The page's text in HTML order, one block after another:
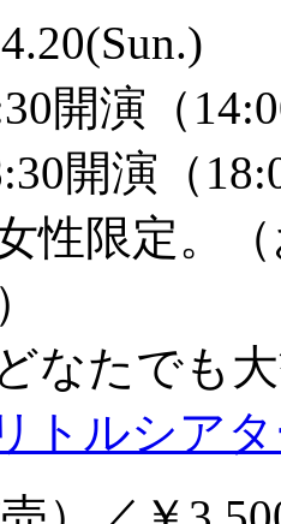
開演（
開演（
性限定。
なたでも
トルシア